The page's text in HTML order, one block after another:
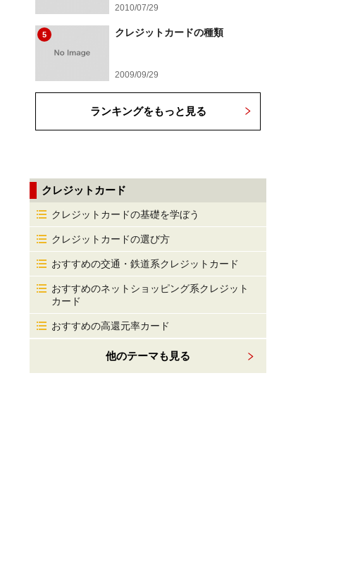
2010/07/29
5 クレジットカードの種類
2009/09/29
ランキングをもっと見る
クレジットカード
クレジットカードの基礎を学ぼう
クレジットカードの選び方
おすすめの交通・鉄道系クレジットカード
おすすめのネットショッピング系クレジット
カード
おすすめの高還元率カード
他のテーマも見る